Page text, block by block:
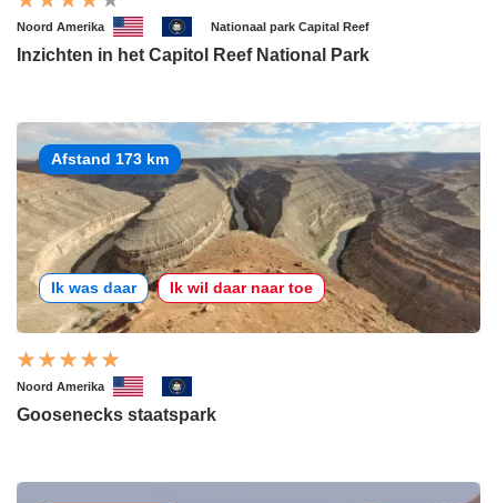
Noord Amerika Nationaal park Capital Reef
Inzichten in het Capitol Reef National Park
Afstand 173 km
Ik was daar Ik wil daar naar toe
Noord Amerika
Goosenecks staatspark